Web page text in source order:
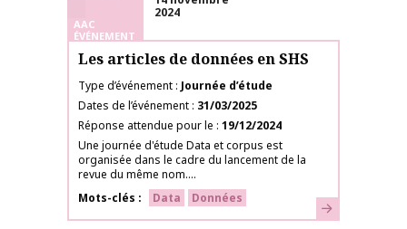
AAC
ÉVÉNEMENT
2024
Les articles de données en SHS
Type d’événement Journée d’étude
Dates de l’événement 31/03/2025
Réponse attendue pour le 19/12/2024
Une journée d'étude Data et corpus est
organisée dans le cadre du lancement de la
revue du même nom....
Mots-clés
Data Données En savoir plus